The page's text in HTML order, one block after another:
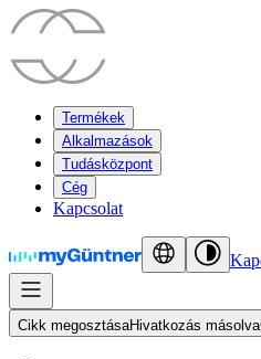
Termékek
Alkalmazások
Tudásközpont
Cég
Kapcsolat
Cikk megosztásaHivatkozás másolva